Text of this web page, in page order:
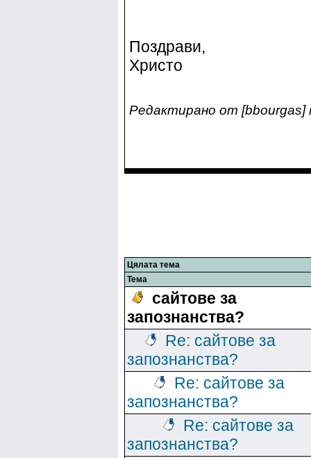
Поздрави,
Христо
Редактирано от [bbourgas]
Цялата тема
Тема
сайтове за
запознанства?
Re: сайтове за
запознанства?
Re: сайтове за
запознанства?
Re: сайтове за
запознанства?